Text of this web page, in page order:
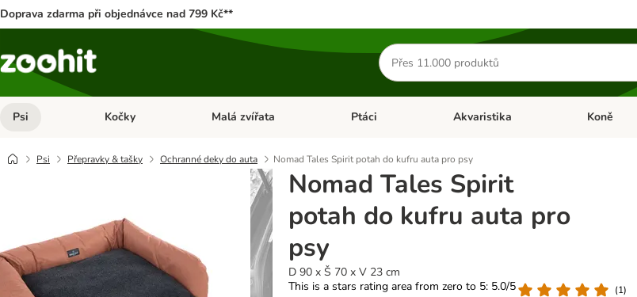
Doprava zdarma při objednávce nad 799 Kč**
Hledat
produkty
Psi Otevřít menu: Psi
Kočky Otevřít menu: Kočky
Malá zvířata Otevřít menu: Malá zvířata
Ptáci Otevřít menu: Ptáci
Akvaristika Otevřít
Koně
Psi Přepravky & tašky Ochranné deky do auta Nomad Tales Spirit potah do kufru auta pro psy
Nomad Tales Spirit
potah do kufru auta pro
psy
D 90 x Š 70 x V 23 cm
This is a stars rating area from zero to 5: 5.0/5
(1)